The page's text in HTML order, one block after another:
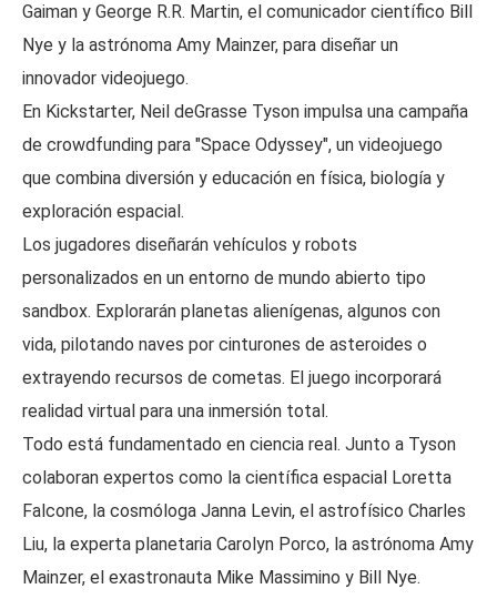
Gaiman y George R.R. Martin, el comunicador científico Bill
Nye y la astrónoma Amy Mainzer, para diseñar un
innovador videojuego.
En Kickstarter, Neil deGrasse Tyson impulsa una campaña
de crowdfunding para "Space Odyssey", un videojuego
que combina diversión y educación en física, biología y
exploración espacial.
Los jugadores diseñarán vehículos y robots
personalizados en un entorno de mundo abierto tipo
sandbox. Explorarán planetas alienígenas, algunos con
vida, pilotando naves por cinturones de asteroides o
extrayendo recursos de cometas. El juego incorporará
realidad virtual para una inmersión total.
Todo está fundamentado en ciencia real. Junto a Tyson
colaboran expertos como la científica espacial Loretta
Falcone, la cosmóloga Janna Levin, el astrofísico Charles
Liu, la experta planetaria Carolyn Porco, la astrónoma Amy
Mainzer, el exastronauta Mike Massimino y Bill Nye.